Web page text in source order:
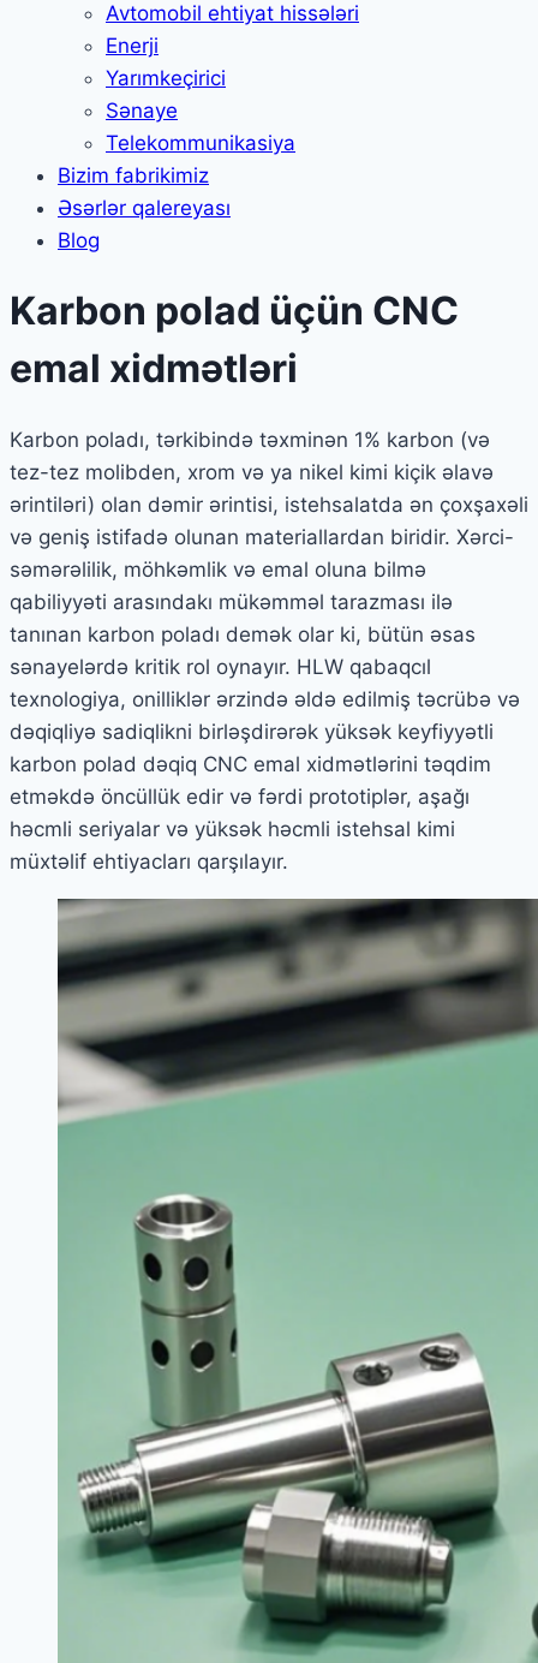
Avtomobil ehtiyat hissələri
Enerji
Yarımkeçirici
Sənaye
Telekommunikasiya
Bizim fabrikimiz
Əsərlər qalereyası
Blog
Karbon polad üçün CNC
emal xidmətləri
Karbon poladı, tərkibində təxminən 1% karbon (və
tez-tez molibden, xrom və ya nikel kimi kiçik əlavə
ərintiləri) olan dəmir ərintisi, istehsalatda ən çoxşaxəli
və geniş istifadə olunan materiallardan biridir. Xərci-
səmərəlilik, möhkəmlik və emal oluna bilmə
qabiliyyəti arasındakı mükəmməl tarazması ilə
tanınan karbon poladı demək olar ki, bütün əsas
sənayelərdə kritik rol oynayır. HLW qabaqcıl
texnologiya, onilliklər ərzində əldə edilmiş təcrübə və
dəqiqliyə sadiqlikni birləşdirərək yüksək keyfiyyətli
karbon polad dəqiq CNC emal xidmətlərini təqdim
etməkdə öncüllük edir və fərdi prototiplər, aşağı
həcmli seriyalar və yüksək həcmli istehsal kimi
müxtəlif ehtiyacları qarşılayır.